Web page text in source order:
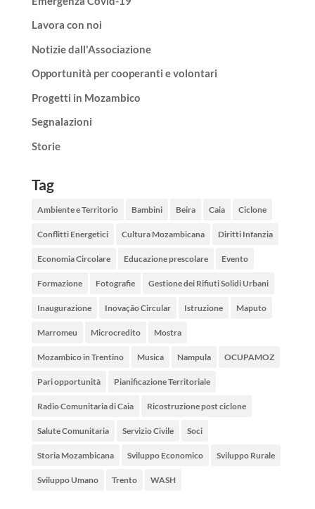
Lavora con noi
Notizie dall'Associazione
Opportunità per cooperanti e volontari
Progetti in Mozambico
Segnalazioni
Storie
Tag
Ambiente e Territorio Bambini Beira Caia Ciclone
Conflitti Energetici Cultura Mozambicana Diritti Infanzia
Economia Circolare Educazione prescolare Evento
Formazione Fotografie Gestione dei Rifiuti Solidi Urbani
Inaugurazione Inovação Circular Istruzione Maputo
Marromeu Microcredito Mostra
Mozambico in Trentino Musica Nampula OCUPAMOZ
Pari opportunità Pianificazione Territoriale
Radio Comunitaria di Caia Ricostruzione post ciclone
Salute Comunitaria Servizio Civile Soci
Storia Mozambicana Sviluppo Economico Sviluppo Rurale
Sviluppo Umano Trento WASH